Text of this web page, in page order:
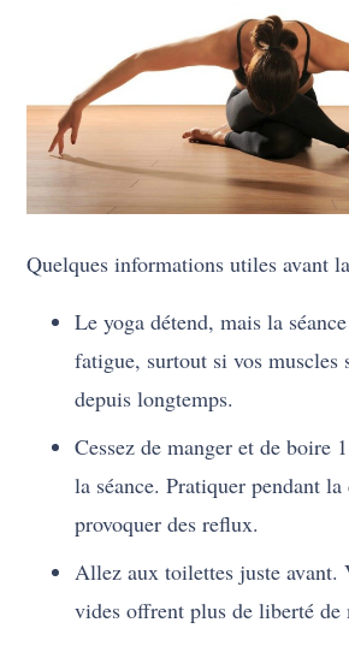
Quelques informations utiles avant
Le yoga détend, mais la
fatigue, surtout si vos muscles
depuis longtemps.
Cessez de manger et de boire
la séance. Pratiquer pendant
provoquer des reflux.
Allez aux toilettes juste avant.
vides offrent plus de liberté de